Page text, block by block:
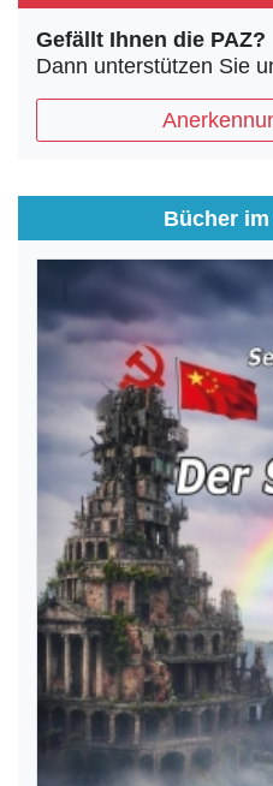
Gefällt Ihnen die PAZ?
Dann unterstützen Sie
Bücher